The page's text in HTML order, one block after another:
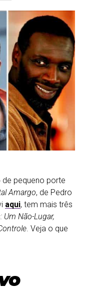
pequeno porte
Amargo, de Pedro
aqui, tem mais três
Um Não-Lugar,
. Veja o que